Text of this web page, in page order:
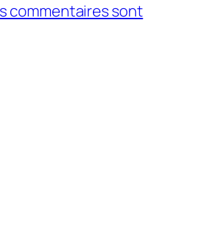
commentaires sont